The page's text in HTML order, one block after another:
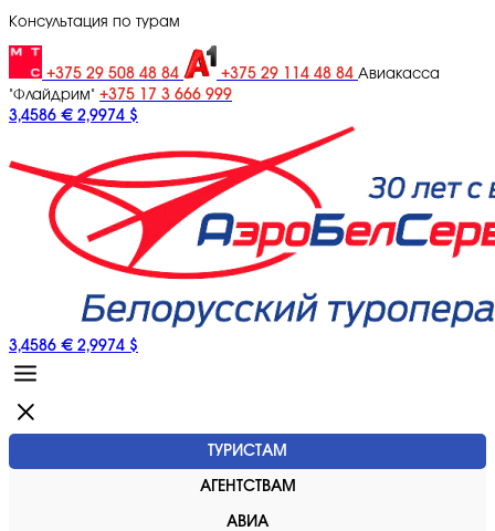
Консультация по турам
+375 29 508 48 84 +375 29 114 48 84 Авиакасса
"Флайдрим" +375 17 3 666 999
3,4586 € 2,9974 $
3,4586 € 2,9974 $
ТУРИСТАМ
АГЕНТСТВАМ
АВИА